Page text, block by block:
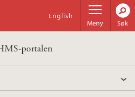
Meny
English
Søk
portalen